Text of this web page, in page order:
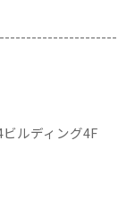
ルディング4F